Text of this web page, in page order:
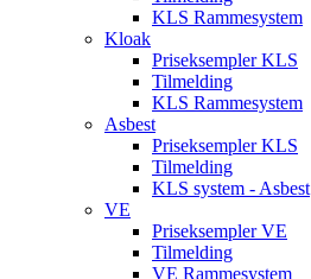
KLS Rammesystem
Kloak
Priseksempler KLS
Tilmelding
KLS Rammesystem
Asbest
Priseksempler KLS
Tilmelding
KLS system - Asbest
VE
Priseksempler VE
Tilmelding
VE Rammesystem